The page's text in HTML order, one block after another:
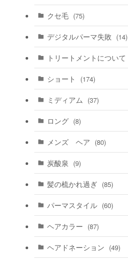
クセ毛 (75)
デジタルパーマ失敗 (14)
トリートメントについて
ショート (174)
ミディアム (37)
ロング (8)
メンズ ヘア (80)
炭酸泉 (9)
髪の梳かれ過ぎ (85)
パーマスタイル (60)
ヘアカラー (87)
ヘアドネーション (49)